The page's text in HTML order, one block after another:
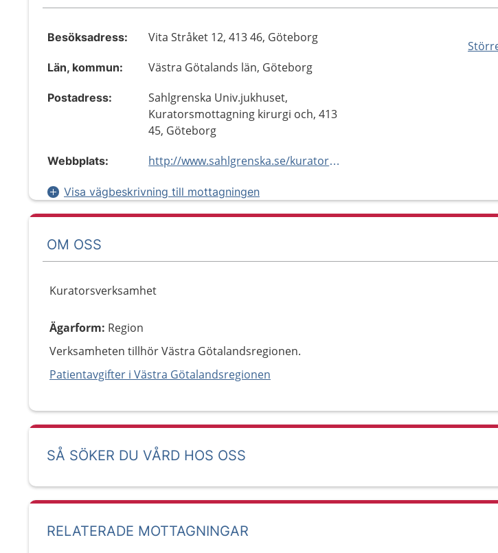
Besöksadress: Vita Stråket 12, 413 46, Göteborg
Län, kommun: Västra Götalands län, Göteborg
Postadress:
Sahlgrenska Univ.jukhuset,
Kuratorsmottagning kirurgi och, 413
45, Göteborg
Webbplats: http://www.sahlgrenska.se/kuratorsmottagning-kirurgi-och-njurmedicin-sahlgrenska
Visa vägbeskrivning till mottagningen
OM OSS
Kuratorsverksamhet
Ägarform: Region
Verksamheten tillhör Västra Götalandsregionen.
Patientavgifter i Västra Götalandsregionen
SÅ SÖKER DU VÅRD HOS OSS
RELATERADE MOTTAGNINGAR